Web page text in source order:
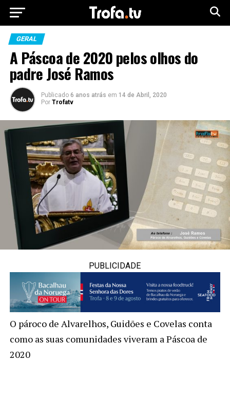
GERAL
A Páscoa de 2020 pelos olhos do
padre José Ramos
Publicado 6 anos atrás em 14 de Abril, 2020
Por Trofatv
PUBLICIDADE
O pároco de Alvarelhos, Guidões e Covelas conta
como as suas comunidades viveram a Páscoa de
2020